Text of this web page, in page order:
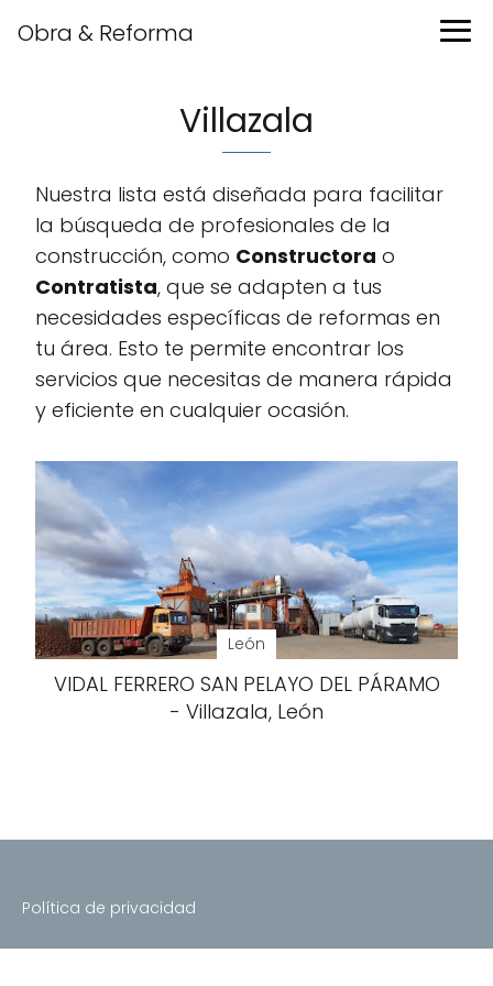
Obra & Reforma
Villazala
Nuestra lista está diseñada para facilitar
la búsqueda de profesionales de la
construcción, como Constructora o
Contratista, que se adapten a tus
necesidades específicas de reformas en
tu área. Esto te permite encontrar los
servicios que necesitas de manera rápida
y eficiente en cualquier ocasión.
León
VIDAL FERRERO SAN PELAYO DEL PÁRAMO
- Villazala, León
Política de privacidad